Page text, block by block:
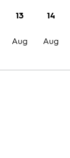
13
Aug
14
Aug